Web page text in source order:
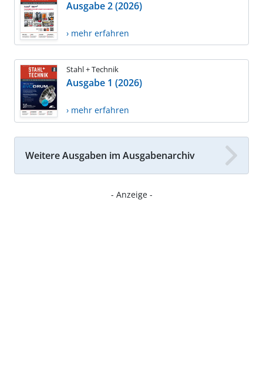
Ausgabe 2 (2026)
› mehr erfahren
Stahl + Technik
Ausgabe 1 (2026)
› mehr erfahren
Weitere Ausgaben im Ausgabenarchiv
- Anzeige -